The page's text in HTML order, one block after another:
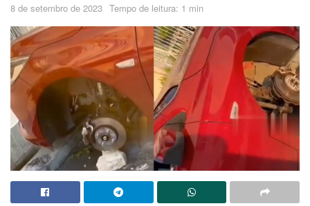
8 de setembro de 2023 Tempo de leitura: 1 min